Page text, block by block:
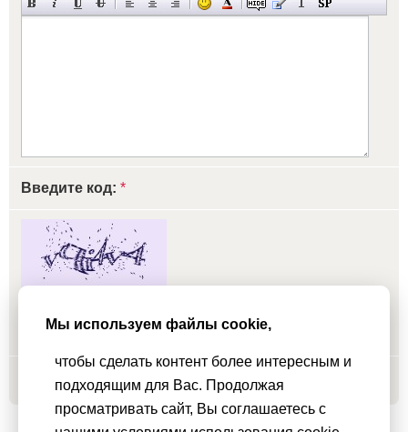
Введите код: *
Добавить
Мы используем файлы cookie,
чтобы сделать контент более интересным и
подходящим для Вас. Продолжая
просматривать сайт, Вы соглашаетесь с